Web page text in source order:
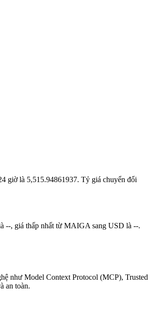
giờ là 5,515.94861937. Tỷ giá chuyển đổi
--, giá thấp nhất từ MAIGA sang USD là --.
như Model Context Protocol (MCP), Trusted
an toàn.